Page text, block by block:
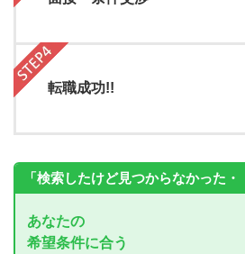
転職成功!!
「検索したけど見つからなかった・
あなたの
希望条件に合う